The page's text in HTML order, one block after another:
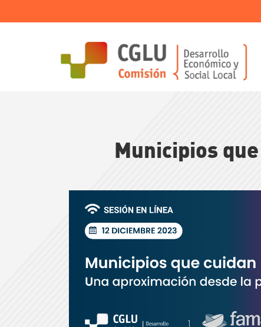
Municipios